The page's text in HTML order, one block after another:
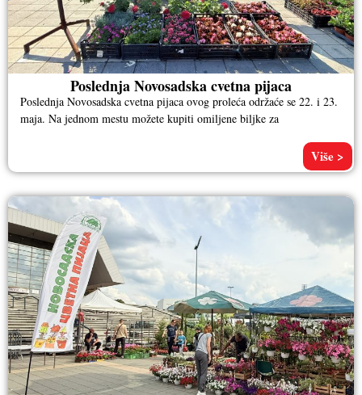
Poslednja Novosadska cvetna pijaca
Poslednja Novosadska cvetna pijaca ovog proleća održaće se 22. i 23.
maja. Na jednom mestu možete kupiti omiljene biljke za
Više >